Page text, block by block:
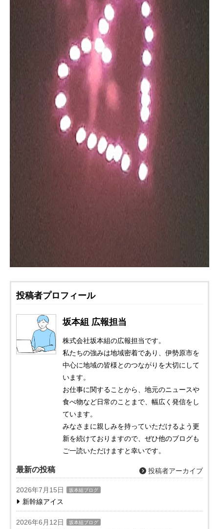
投稿者プロフィール
坂本組 広報担当
株式会社坂本組の広報担当です。
私たちの強みは地域密着であり、伊勢原市を
中心に地域の皆様とのつながりを大切にして
います。
お仕事に関することから、地元のニュースや
食べ物など日常のことまで、幅広く発信をし
ています。
みなさまに親しみを持っていただけるよう更
新を続けておりますので、ぜひ他のブログも
ご一読いただけますと幸いです。
最新の投稿 投稿者アーカイブ
2026年7月15日 坂本組ブログ
新幹線アイス
2026年6月12日 坂本組ブログ